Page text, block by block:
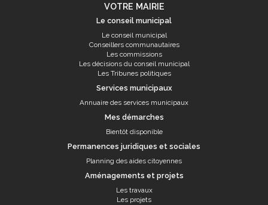
VOTRE MAIRIE
Le conseil municipal
Le conseil municipal
Conseillers communautaires
Les commissions
Les décisions du conseil municipal
Les Tribunes politiques
Services municipaux
Annuaire des services municipaux
Mes démarches
Bientôt disponible
Permanences juridiques et sociales
Planning des aides citoyennes
Aménagements et projets
Les travaux
Les projets